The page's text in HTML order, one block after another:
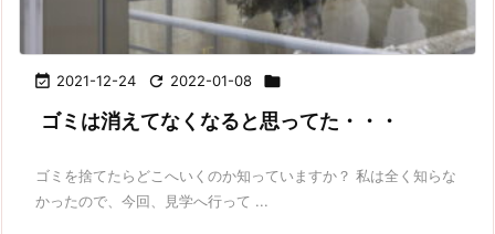
 2021-12-24  2022-01-08 
ゴミは消えてなくなると思ってた・・・
ゴミを捨てたらどこへいくのか知っていますか？ 私は全く知らな
かったので、今回、見学へ行って ...